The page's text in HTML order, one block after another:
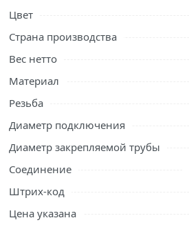
Ознакомьтесь с подробными
описанием и отзывами о товаре,
Цвет
Страна производства
Вес нетто
Материал
Резьба
Диаметр подключения
Диаметр закрепляемой трубы
Соединение
Штрих-код
Цена указана